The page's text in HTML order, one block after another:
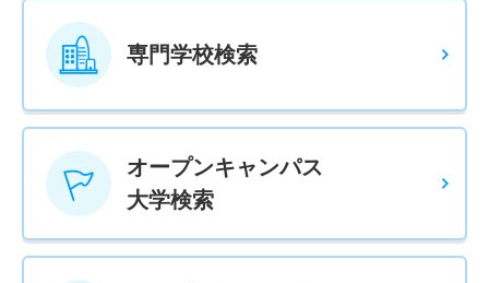
専門学校検索
オープンキャンパス
大学検索